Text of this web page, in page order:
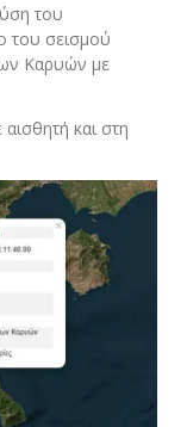
του
του σεισμού
Καρυών με
και στη